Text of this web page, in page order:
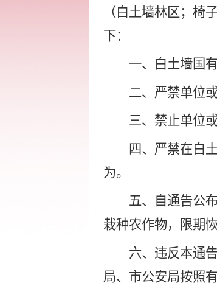
（白土墙林区；椅
下：
一、
白土墙国
二、 严禁单位
三、 禁止单位
四、 严禁在白
为。
五、
自通告公
栽种农作物，限期
六、 违反本通
局、市公安局按照